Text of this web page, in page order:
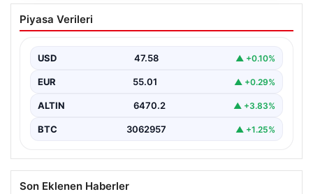
DAP Yapı’dan bir ilk! Emlak Konut
güvencesi Dap vizyonuyla kendi
Piyasa Verileri
USD 47.58 ▲ +0.10%
EUR 55.01 ▲ +0.29%
ALTIN 6470.2 ▲ +3.83%
BTC 3062957 ▲ +1.25%
Son Eklenen Haberler